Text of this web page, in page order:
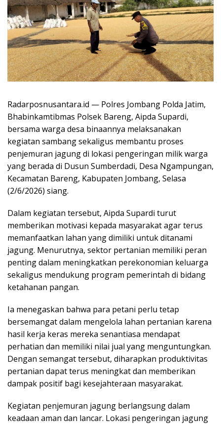
Radarposnusantara.id — Polres Jombang Polda Jatim,
Bhabinkamtibmas Polsek Bareng, Aipda Supardi,
bersama warga desa binaannya melaksanakan
kegiatan sambang sekaligus membantu proses
penjemuran jagung di lokasi pengeringan milik warga
yang berada di Dusun Sumberdadi, Desa Ngampungan,
Kecamatan Bareng, Kabupaten Jombang, Selasa
(2/6/2026) siang.
Dalam kegiatan tersebut, Aipda Supardi turut
memberikan motivasi kepada masyarakat agar terus
memanfaatkan lahan yang dimiliki untuk ditanami
jagung. Menurutnya, sektor pertanian memiliki peran
penting dalam meningkatkan perekonomian keluarga
sekaligus mendukung program pemerintah di bidang
ketahanan pangan.
Ia menegaskan bahwa para petani perlu tetap
bersemangat dalam mengelola lahan pertanian karena
hasil kerja keras mereka senantiasa mendapat
perhatian dan memiliki nilai jual yang menguntungkan.
Dengan semangat tersebut, diharapkan produktivitas
pertanian dapat terus meningkat dan memberikan
dampak positif bagi kesejahteraan masyarakat.
Kegiatan penjemuran jagung berlangsung dalam
keadaan aman dan lancar. Lokasi pengeringan jagung